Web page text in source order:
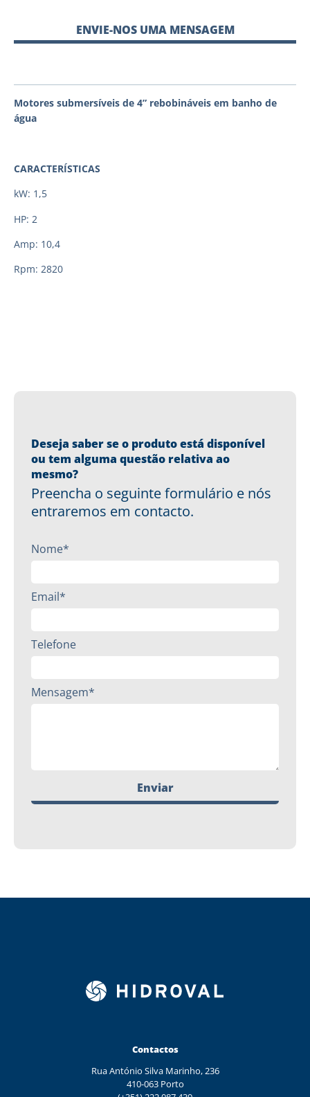
ENVIE-NOS UMA MENSAGEM
Motores submersíveis de 4” rebobináveis em banho de
água
CARACTERÍSTICAS
kW: 1,5
HP: 2
Amp: 10,4
Rpm: 2820
Deseja saber se o produto está disponível
ou tem alguma questão relativa ao
mesmo?
Preencha o seguinte formulário e nós
entraremos em contacto.
Nome*
Email*
Telefone
Mensagem*
Enviar
Contactos
Rua António Silva Marinho, 236
410-063 Porto